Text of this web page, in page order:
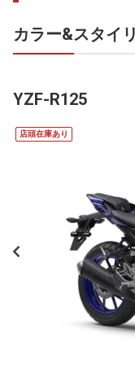
カラー&スタイ
YZF-R125
店頭在庫あり